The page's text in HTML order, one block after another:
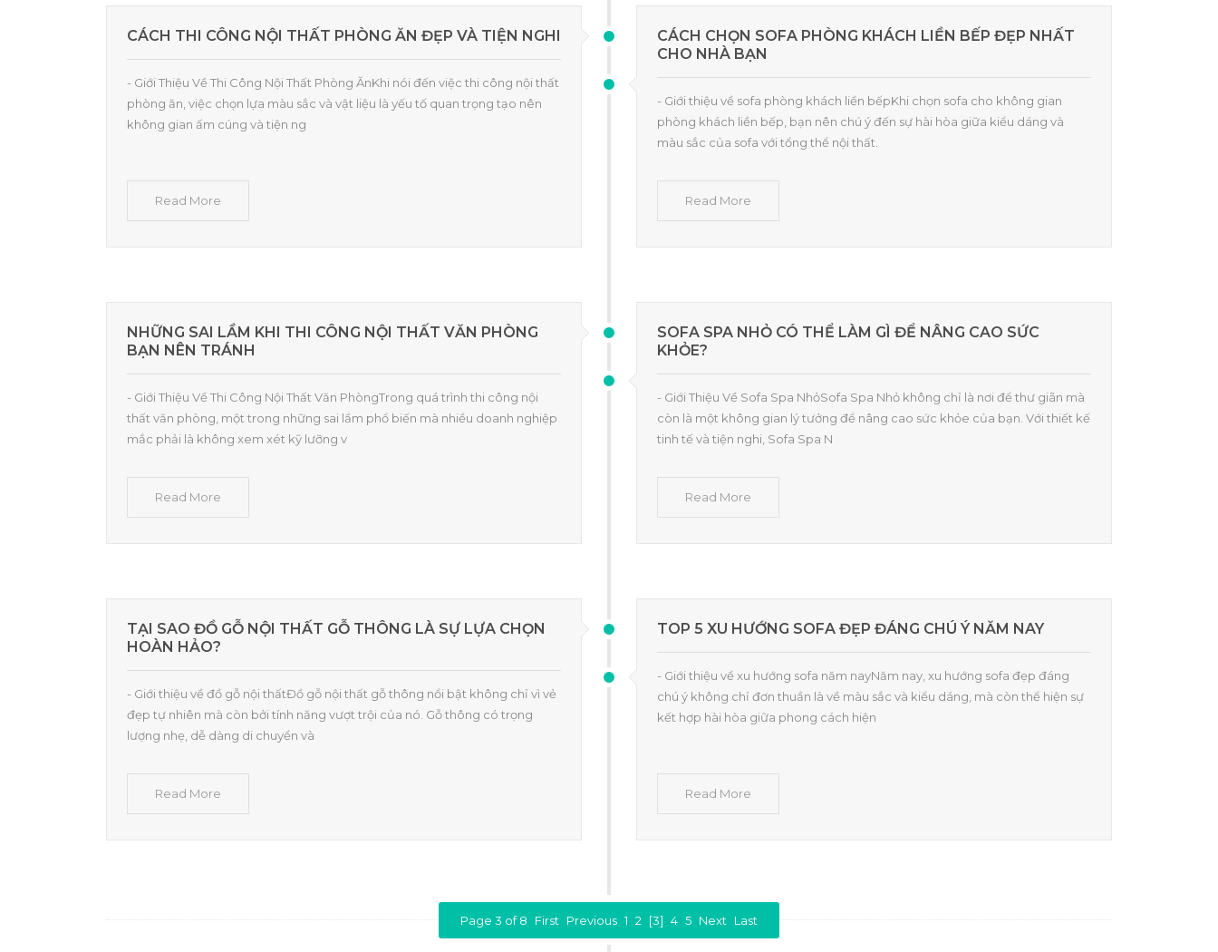
CÁCH THI CÔNG NỘI THẤT PHÒNG ĂN ĐẸP VÀ TIỆN NGHI
- Giới Thiệu Về Thi Công Nội Thất Phòng ĂnKhi nói đến việc thi công nội thất
phòng ăn, việc chọn lựa màu sắc và vật liệu là yếu tố quan trọng tạo nên
không gian ấm cúng và tiện ng
Read More
CÁCH CHỌN SOFA PHÒNG KHÁCH LIỀN BẾP ĐẸP NHẤT
CHO NHÀ BẠN
- Giới thiệu về sofa phòng khách liền bếpKhi chọn sofa cho không gian
phòng khách liền bếp, bạn nên chú ý đến sự hài hòa giữa kiểu dáng và
màu sắc của sofa với tổng thể nội thất.
Read More
NHỮNG SAI LẦM KHI THI CÔNG NỘI THẤT VĂN PHÒNG
BẠN NÊN TRÁNH
- Giới Thiệu Về Thi Công Nội Thất Văn PhòngTrong quá trình thi công nội
thất văn phòng, một trong những sai lầm phổ biến mà nhiều doanh nghiệp
mắc phải là không xem xét kỹ lưỡng v
Read More
SOFA SPA NHỎ CÓ THỂ LÀM GÌ ĐỂ NÂNG CAO SỨC
KHỎE?
- Giới Thiệu Về Sofa Spa NhỏSofa Spa Nhỏ không chỉ là nơi để thư giãn mà
còn là một không gian lý tưởng để nâng cao sức khỏe của bạn. Với thiết kế
tinh tế và tiện nghi, Sofa Spa N
Read More
TẠI SAO ĐỒ GỖ NỘI THẤT GỖ THÔNG LÀ SỰ LỰA CHỌN
HOÀN HẢO?
- Giới thiệu về đồ gỗ nội thấtĐồ gỗ nội thất gỗ thông nổi bật không chỉ vì vẻ
đẹp tự nhiên mà còn bởi tính năng vượt trội của nó. Gỗ thông có trọng
lượng nhẹ, dễ dàng di chuyển và
Read More
TOP 5 XU HƯỚNG SOFA ĐẸP ĐÁNG CHÚ Ý NĂM NAY
- Giới thiệu về xu hướng sofa năm nayNăm nay, xu hướng sofa đẹp đáng
chú ý không chỉ đơn thuần là về màu sắc và kiểu dáng, mà còn thể hiện sự
kết hợp hài hòa giữa phong cách hiện
Read More
Page 3 of 8 First Previous 1 2 [3] 4 5 Next Last